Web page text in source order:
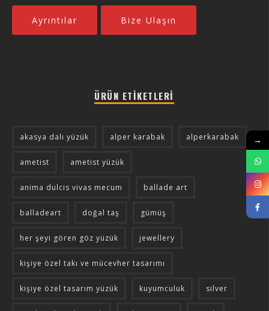
Ayrıntılar Bize Ulaşın
ÜRÜN ETIKETLERI
akasya dalı yüzük alper karabak alperkarabak
ametist ametist yüzük
anima dulcis vivas mecum ballade art
balladeart doğal taş gümüş
her şeyi gören göz yüzük jewellery
kişiye özel takı ve mücevher tasarımı
kişiye özel tasarım yüzük kuyumculuk silver
→